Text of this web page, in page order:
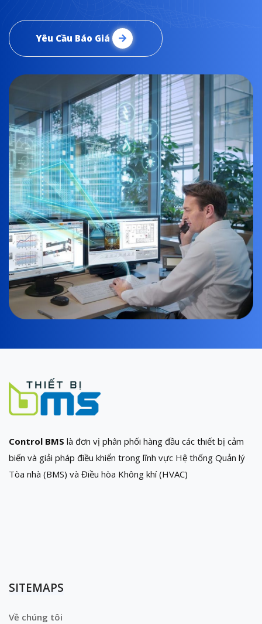
Yêu Cầu Báo Giá
Control BMS là đơn vị phân phối hàng đầu các thiết bị cảm
biến và giải pháp điều khiển trong lĩnh vực Hệ thống Quản lý
Tòa nhà (BMS) và Điều hòa Không khí (HVAC)
SITEMAPS
Về chúng tôi